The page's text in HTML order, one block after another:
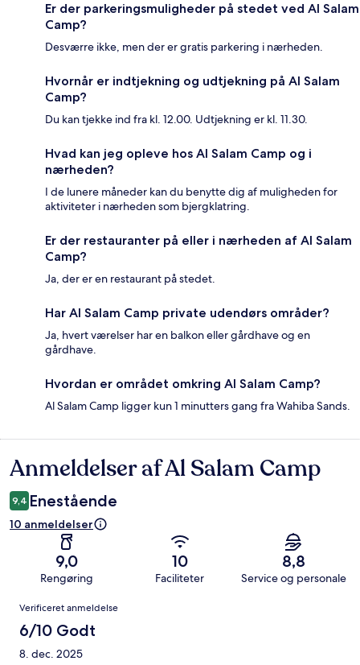
Er der parkeringsmuligheder på stedet ved Al Salam
Camp?
Desværre ikke, men der er gratis parkering i nærheden.
Hvornår er indtjekning og udtjekning på Al Salam
Camp?
Du kan tjekke ind fra kl. 12.00. Udtjekning er kl. 11.30.
Hvad kan jeg opleve hos Al Salam Camp og i
nærheden?
I de lunere måneder kan du benytte dig af muligheden for
aktiviteter i nærheden som bjergklatring.
Er der restauranter på eller i nærheden af Al Salam
Camp?
Ja, der er en restaurant på stedet.
Har Al Salam Camp private udendørs områder?
Ja, hvert værelser har en balkon eller gårdhave og en
gårdhave.
Hvordan er området omkring Al Salam Camp?
Al Salam Camp ligger kun 1 minutters gang fra Wahiba Sands.
Anmeldelser
Anmeldelser af Al Salam Camp
9,4 Enestående
10 anmeldelser
9,0
Rengøring
10
Faciliteter
8,8
Service og personale
Anmeldelser
Verificeret anmeldelse
6/10 Godt
8. dec. 2025